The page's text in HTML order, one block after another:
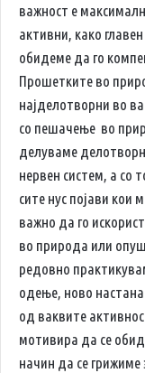
важност е
активни, како
обидеме да го
Прошетките во
најделотворни во
со пешачење во
делуваме
нервен систем, а со
сите нус појави кои
важно да го
во природа или
редовно
одење, ново
од ваквите
мотивира да се
начин да се